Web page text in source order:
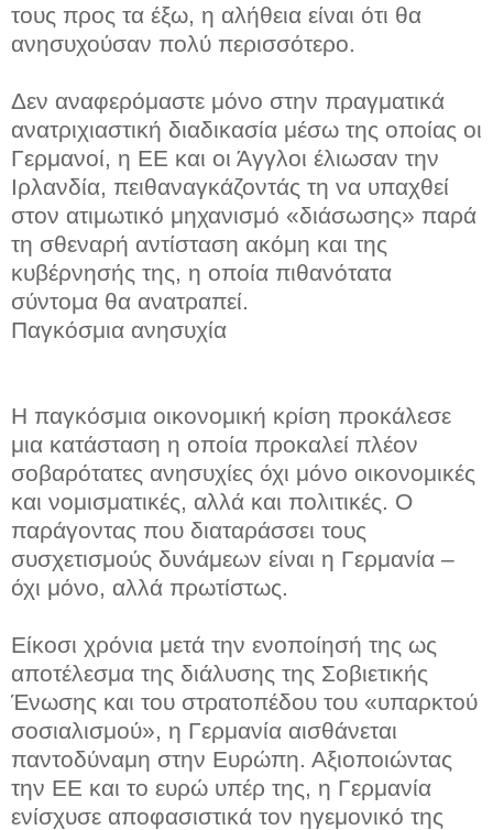
τους προς τα έξω, η αλήθεια είναι ότι θα
ανησυχούσαν πολύ περισσότερο.
Δεν αναφερόμαστε μόνο στην πραγματικά
ανατριχιαστική διαδικασία μέσω της οποίας οι
Γερμανοί, η ΕΕ και οι Άγγλοι έλιωσαν την
Ιρλανδία, πειθαναγκάζοντάς τη να υπαχθεί
στον ατιμωτικό μηχανισμό «διάσωσης» παρά
τη σθεναρή αντίσταση ακόμη και της
κυβέρνησής της, η οποία πιθανότατα
σύντομα θα ανατραπεί.
Παγκόσμια ανησυχία
Η παγκόσμια οικονομική κρίση προκάλεσε
μια κατάσταση η οποία προκαλεί πλέον
σοβαρότατες ανησυχίες όχι μόνο οικονομικές
και νομισματικές, αλλά και πολιτικές. Ο
παράγοντας που διαταράσσει τους
συσχετισμούς δυνάμεων είναι η Γερμανία –
όχι μόνο, αλλά πρωτίστως.
Είκοσι χρόνια μετά την ενοποίησή της ως
αποτέλεσμα της διάλυσης της Σοβιετικής
Ένωσης και του στρατοπέδου του «υπαρκτού
σοσιαλισμού», η Γερμανία αισθάνεται
παντοδύναμη στην Ευρώπη. Αξιοποιώντας
την ΕΕ και το ευρώ υπέρ της, η Γερμανία
ενίσχυσε αποφασιστικά τον ηγεμονικό της